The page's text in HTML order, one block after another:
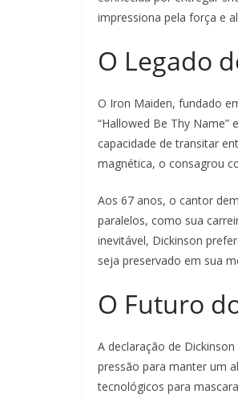
impressiona pela força e
O Legado
O Iron Maiden, fundado
“Hallowed Be Thy Name”
capacidade de transitar
magnética, o consagrou
Aos 67 anos, o cantor
paralelos, como sua
inevitável, Dickinson
seja preservado em sua
O Futuro
A declaração de
pressão para manter um
tecnológicos para